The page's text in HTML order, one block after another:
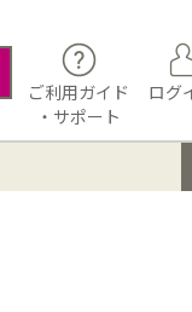
ご利用ガイド
・サポート
ログ